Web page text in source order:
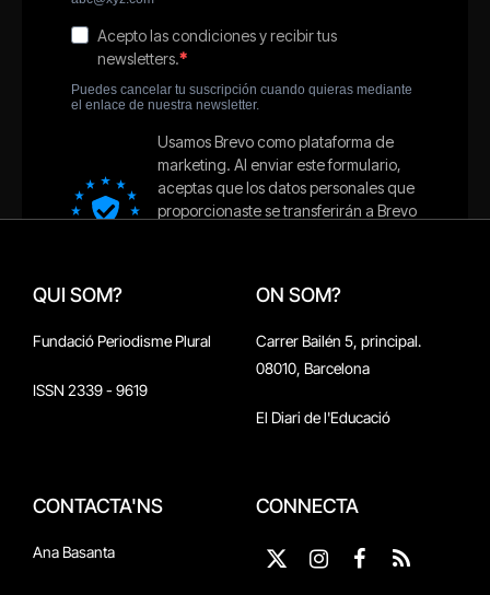
QUI SOM?
Fundació Periodisme Plural
ISSN 2339 - 9619
ON SOM?
Carrer Bailén 5, principal.
08010, Barcelona
El Diari de l'Educació
CONTACTA'NS
Ana Basanta
CONNECTA
X
Instagram
Facebook
RSS